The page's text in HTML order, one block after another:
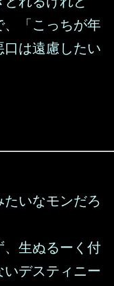
、「こっちが年
口は遠慮したい
いなモンだろ
、生ぬるーく付
いデスティニー